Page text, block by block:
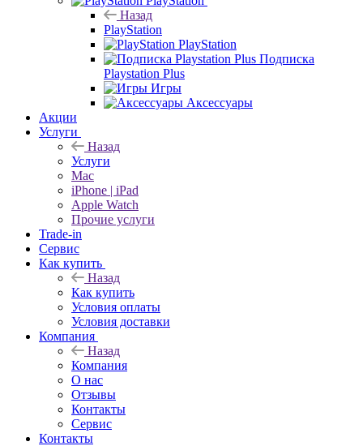
Назад
PlayStation
PlayStation
Подписка
Playstation Plus
Игры
Аксессуары
Акции
Услуги
Назад
Услуги
Mac
iPhone | iPad
Apple Watch
Прочие услуги
Trade-in
Сервис
Как купить
Назад
Как купить
Условия оплаты
Условия доставки
Компания
Назад
Компания
О нас
Отзывы
Контакты
Сервис
Контакты